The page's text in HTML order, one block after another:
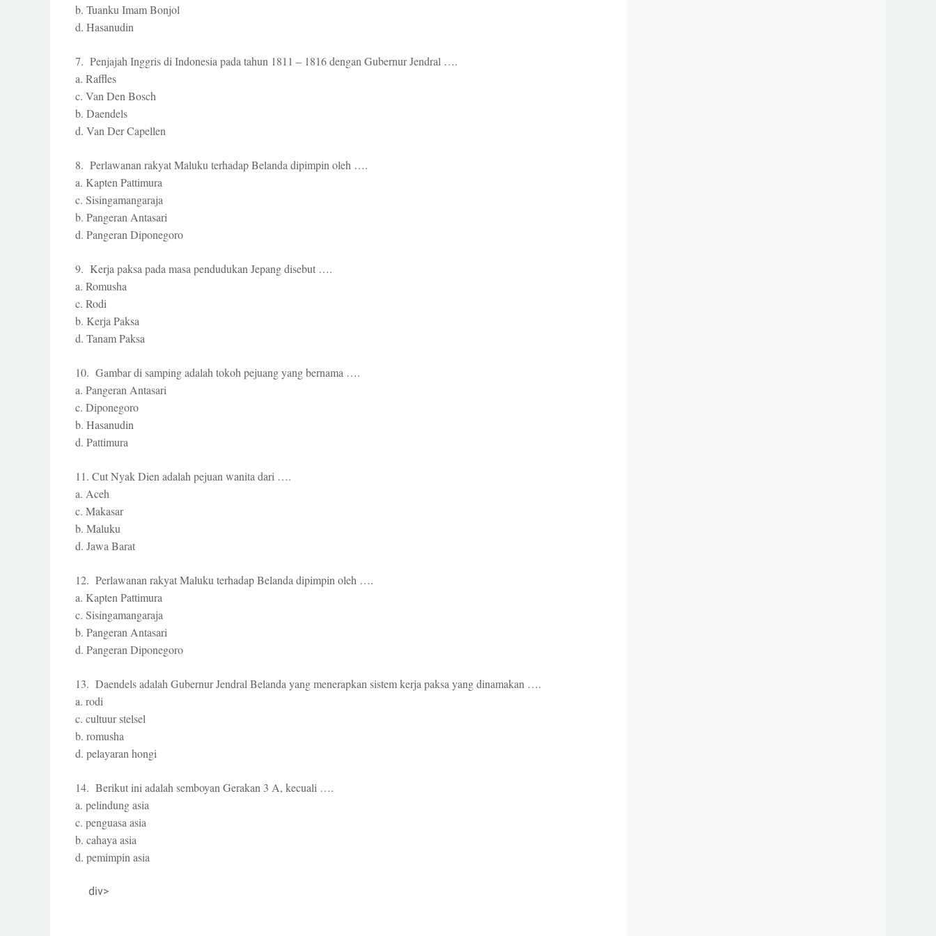
b. Tuanku Imam Bonjol
d. Hasanudin
7. Penjajah Inggris di Indonesia pada tahun 1811 – 1816 dengan Gubernur Jendral ….
a. Raffles
c. Van Den Bosch
b. Daendels
d. Van Der Capellen
8. Perlawanan rakyat Maluku terhadap Belanda dipimpin oleh ….
a. Kapten Pattimura
c. Sisingamangaraja
b. Pangeran Antasari
d. Pangeran Diponegoro
9. Kerja paksa pada masa pendudukan Jepang disebut ….
a. Romusha
c. Rodi
b. Kerja Paksa
d. Tanam Paksa
10. Gambar di samping adalah tokoh pejuang yang bernama ….
a. Pangeran Antasari
c. Diponegoro
b. Hasanudin
d. Pattimura
11. Cut Nyak Dien adalah pejuan wanita dari ….
a. Aceh
c. Makasar
b. Maluku
d. Jawa Barat
12. Perlawanan rakyat Maluku terhadap Belanda dipimpin oleh ….
a. Kapten Pattimura
c. Sisingamangaraja
b. Pangeran Antasari
d. Pangeran Diponegoro
13. Daendels adalah Gubernur Jendral Belanda yang menerapkan sistem kerja paksa yang dinamakan ….
a. rodi
c. cultuur stelsel
b. romusha
d. pelayaran hongi
14. Berikut ini adalah semboyan Gerakan 3 A, kecuali ….
a. pelindung asia
c. penguasa asia
b. cahaya asia
d. pemimpin asia
div>